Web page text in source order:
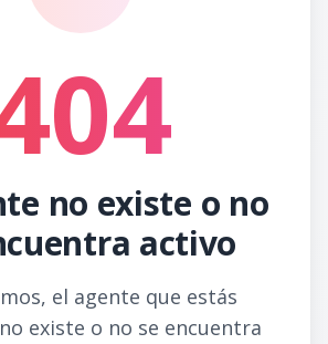
no existe o no
activo
el agente que estás
existe o no se encuentra